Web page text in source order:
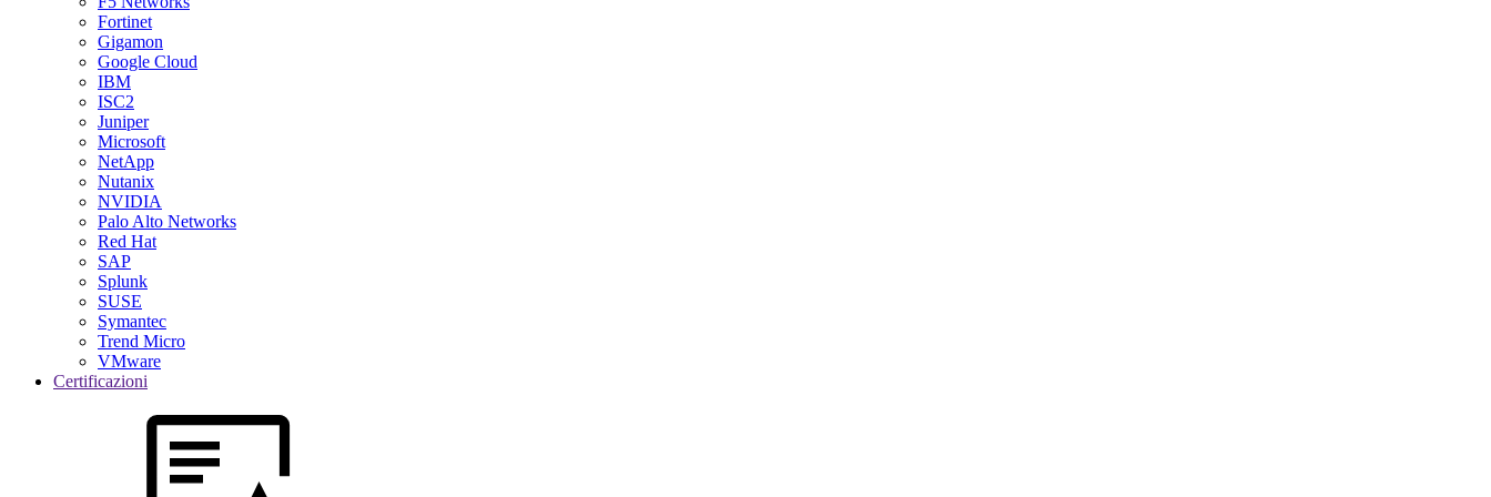
Fortinet
Gigamon
Google Cloud
IBM
ISC2
Juniper
Microsoft
NetApp
Nutanix
NVIDIA
Palo Alto Networks
Red Hat
SAP
Splunk
SUSE
Symantec
Trend Micro
VMware
Certificazioni